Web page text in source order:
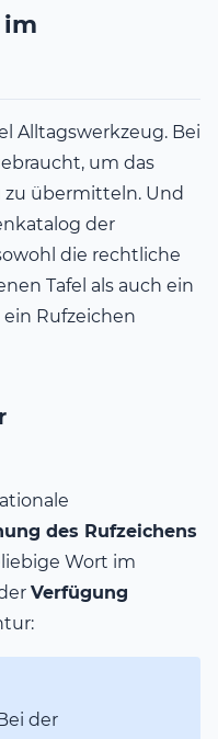
im
Alltagswerkzeug. Bei
um das
übermitteln. Und
der
die rechtliche
Tafel als auch ein
Rufzeichen
des Rufzeichens
Wort im
Verfügung
der